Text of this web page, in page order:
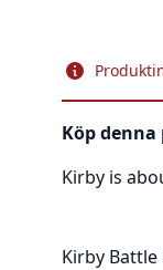
Köp
Kirby is
Kirby